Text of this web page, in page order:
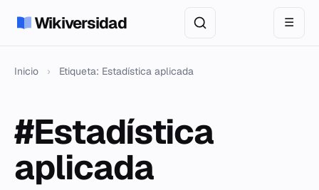
Wikiversidad ☰
Inicio › Etiqueta: Estadística aplicada
#Estadística
aplicada